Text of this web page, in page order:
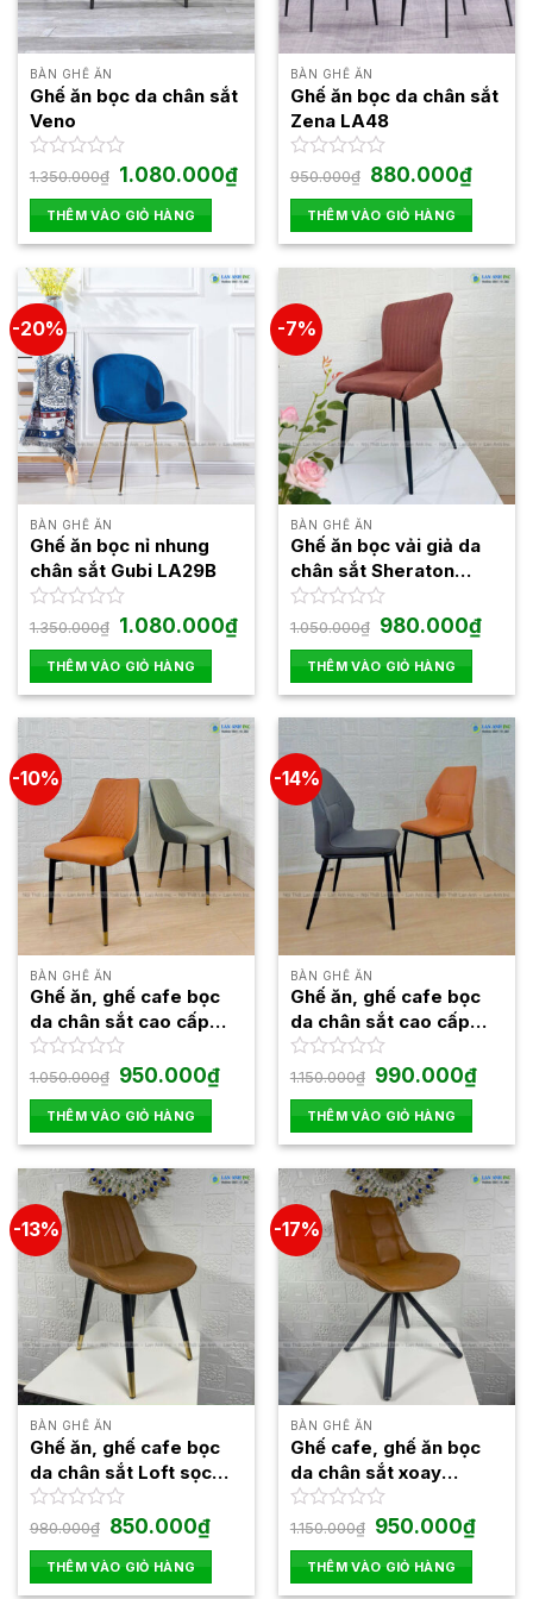
chọn
thể
được
chọn
trên
trang
phẩm
BÀN GHẾ ĂN
Ghế ăn bọc da chân sắt
Veno
Được
hạng
0
5
sao
1.350.000₫ Giá
gốc
là:
1.350.000₫.
1.080.000₫Giá
hiện
1.080.000₫.
THÊM VÀO GIỎ HÀNG
BÀN GHẾ ĂN
Ghế ăn bọc da chân sắt
Zena LA48
Được
hạng
0
5
sao
950.000₫ Giá
gốc
là:
950.000₫.
880.000₫Giá
hiện
tại
là:
THÊM VÀO GIỎ HÀNG
-20%
BÀN GHẾ ĂN
Ghế ăn bọc nỉ nhung
chân sắt Gubi LA29B
Được
hạng
0
5
sao
1.350.000₫ Giá
gốc
là:
1.350.000₫.
1.080.000₫Giá
hiện
1.080.000₫.
THÊM VÀO GIỎ HÀNG
-7%
BÀN GHẾ ĂN
Ghế ăn bọc vải giả da
chân sắt Sheraton
LA49
Được
hạng
0
5
sao
1.050.000₫ Giá
gốc
là:
1.050.000₫.
980.000₫Giá
hiện
THÊM VÀO GIỎ HÀNG
-10%
BÀN GHẾ ĂN
Ghế ăn, ghế cafe bọc
da chân sắt cao cấp
Sandy LA67
Được
hạng
0
5
sao
1.050.000₫ Giá
gốc
là:
1.050.000₫.
950.000₫Giá
hiện
950.000₫.
THÊM VÀO GIỎ HÀNG
-14%
BÀN GHẾ ĂN
Ghế ăn, ghế cafe bọc
da chân sắt cao cấp
Solix LA75
Được
hạng
0
5
sao
1.150.000₫ Giá
gốc
là:
1.150.000₫.
990.000₫Giá
hiện
THÊM VÀO GIỎ HÀNG
-13%
BÀN GHẾ ĂN
Ghế ăn, ghế cafe bọc
da chân sắt Loft sọc
LA28A
Được
hạng
0
980.000₫ Giá
gốc
là:
980.000₫.
850.000₫Giá
hiện
tại
là:
850.000₫.
THÊM VÀO GIỎ HÀNG
-17%
BÀN GHẾ ĂN
Ghế cafe, ghế ăn bọc
da chân sắt xoay
LA28A2
Được
hạng
0
1.150.000₫ Giá
gốc
là:
1.150.000₫.
950.000₫Giá
hiện
THÊM VÀO GIỎ HÀNG